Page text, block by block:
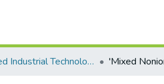
Applied Industrial Technology التكنولوجيا التطبيقية والصناعية